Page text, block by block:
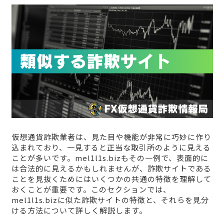
仮想通貨詐欺業者は、見た目や機能が非常に巧妙に作り
込まれており、一見すると正当な取引所のように見える
ことが多いです。mel1l1s.bizもその一例で、表面的に
は合法的に見えるかもしれませんが、詐欺サイトである
ことを見抜くためにはいくつかの共通の特徴を理解して
おくことが重要です。このセクションでは、
mel1l1s.bizに似た詐欺サイトの特徴と、それらを見分
ける方法について詳しく解説します。